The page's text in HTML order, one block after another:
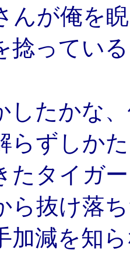
んが俺を
捻ってい
したかな
らずしか
たタイガ
ら抜け落
加減を知